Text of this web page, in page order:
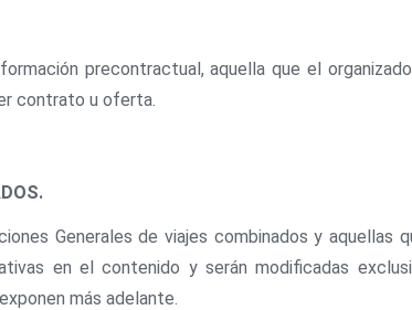
precontractual, aquella que el
contrato u oferta.
Generales de viajes combinados y
en el contenido y serán modificadas
más adelante.